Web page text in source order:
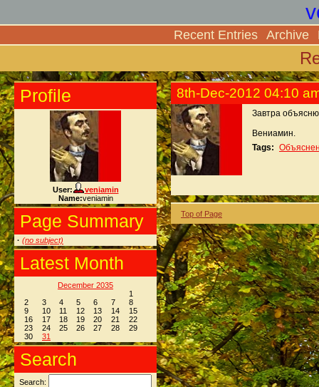
Recent Entries Archive
Profile
User:
veniamin
Name:veniamin
Page Summary
· (no subject)
Latest Month
December 2035
1
2
3 4 5 6 7
8
9
10 11 12 13 14
15
16
17 18 19 20 21
22
23
24 25 26 27 28
29
30
31
Search
Search:
8th-Dec-2012 04:10
Завтра
Вениамин.
Tags:
Top of Page